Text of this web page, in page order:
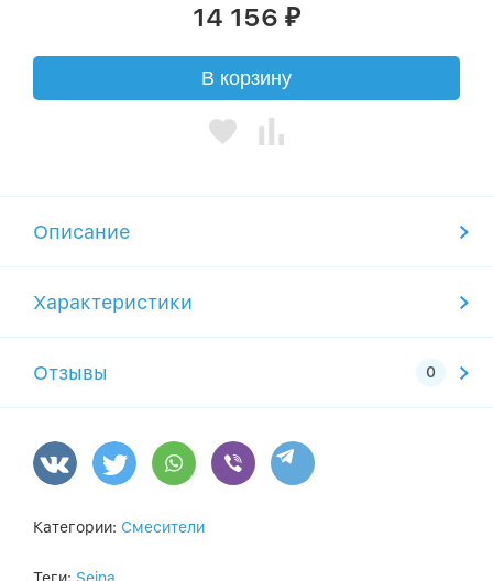
14 156 ₽
В корзину
Описание
Характеристики
Отзывы
Категории: Смесители